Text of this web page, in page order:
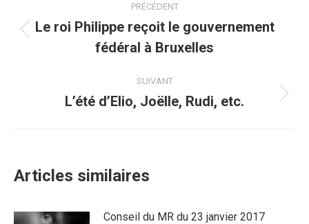
article
PRÉCÉDENT
Article
précédent
Le roi Philippe reçoit le gouvernement
fédéral à Bruxelles
SUIVANT
Article
L’été d’Elio, Joëlle, Rudi, etc.
Articles similaires
Conseil du MR du 23 janvier 2017